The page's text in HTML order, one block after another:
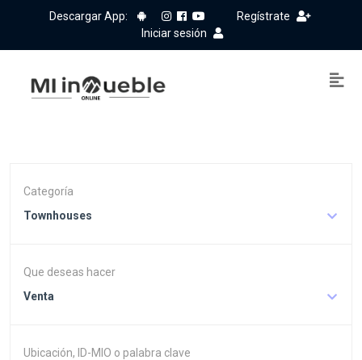
Descargar App:
Regístrate
Iniciar sesión
Categoría
Townhouses
Que deseas hacer
Venta
Ubicación, ID-MIO o palabra clave